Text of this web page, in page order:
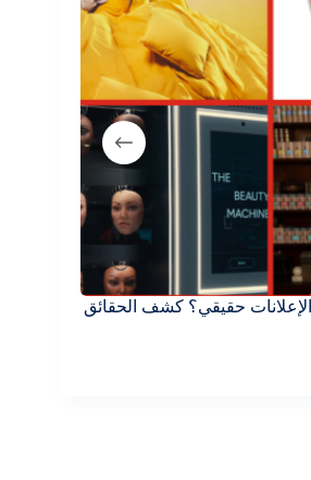
حقيقي؟ كشف الحقائق